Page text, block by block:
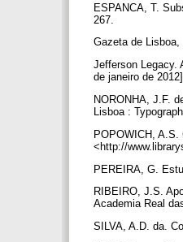
ESPANCA, T.
267.
Gazeta de
Jefferson Legacy.
de janeiro de
NORONHA, J.F.
Lisboa :
POPOWICH,
<http://
PEREIRA, G.
RIBEIRO, J.S.
Academia Real
SILVA, A.D. da.